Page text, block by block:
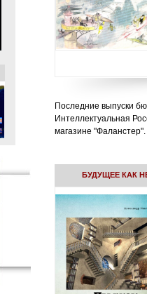
Последние выпуски
Интеллектуальная
магазине "Фаланстер".
БУДУЩЕЕ КАК